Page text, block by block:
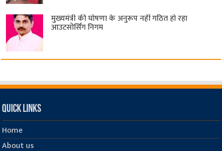
मुख्यमंत्री की घोषणा के अनुरूप नहीं गठित हो रहा
आउटसोर्सिंग निगम
Quick Links
Home
About us